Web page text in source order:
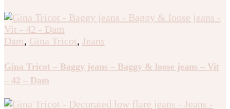
Dam, Gina Tricot, Jeans
Gina Tricot – Baggy jeans – Baggy & loose jeans – Vit
– 42 – Dam